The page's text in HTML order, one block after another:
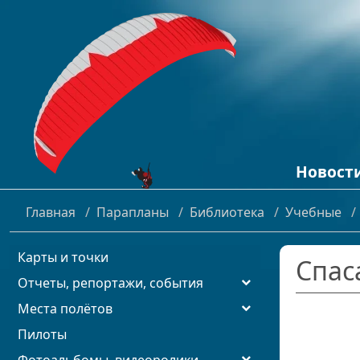
Новости
Полеты
Главная / Парапланы / Библиотека / Учебные /
Карты и точки
Отчеты, репортажи, события
Места полётов
Пилоты